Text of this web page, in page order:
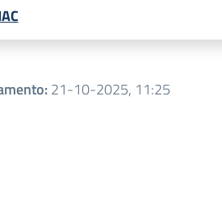
:21-10-2025, 11:25